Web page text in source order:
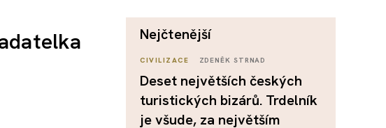
nejčtenější
CIVILIZACE ZDENĚK STRNAD
Deset největších českých
turistických bizárů. Trdelník
je všude, za největším